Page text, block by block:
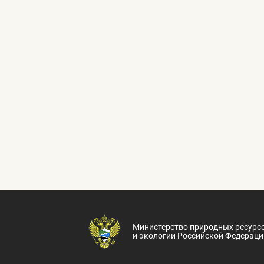
Министерство природных
и экологии Российской